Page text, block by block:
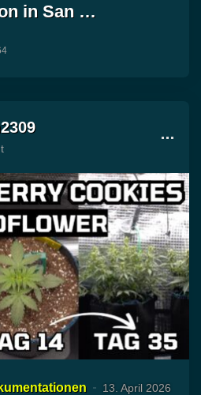
in San …
13. April 2026